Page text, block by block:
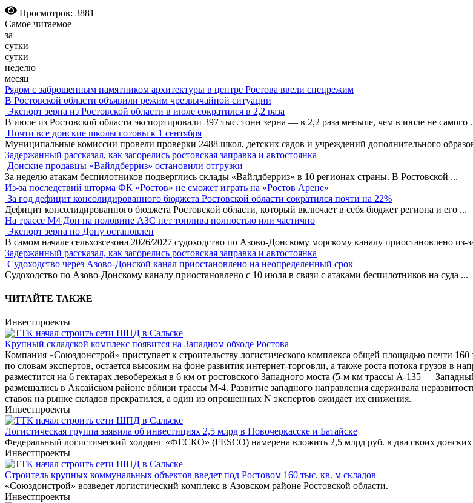
Просмотров: 3881
Самое читаемое
за
сутки
сутки
неделю
месяц
Рядом с заброшенным памятником архитектуры в центре Ростова ввели спецрежим
В Ростовской области объявили режим чрезвычайной ситуации
Экспорт зерна из Ростовской области в июле сократился в 2,2 раза
В июле из Ростовской области экспортировали 397 тыс. тонн зерна — в 2,2 раза меньше, чем в июле не самого
Почти все донские школы готовы к 1 сентября
Муниципальные комиссии провели проверки 2488 школ, детских садов и учреждений дополнительного
Задержанный рассказал, как загорелись ростовская заправка и автостоянка
Донские продавцы «Вайлдберриз» остановили отгрузки
За неделю атакам беспилотников подверглись склады «Вайлдберриз» в 10 регионах страны. В Ростовской ...
Из-за последствий шторма ФК «Ростов» не сможет играть на «Ростов Арене»
За год дефицит консолидированного бюджета Ростовской области сократился почти на 22%
Дефицит консолидированного бюджета Ростовской области, который включает в себя бюджет региона и его ...
На трассе М4 Дон на половине АЗС нет топлива полностью или частично
Экспорт зерна по Дону остановлен
В самом начале сельхозсезона 2026/2027 судоходство по Азово-Донскому морскому каналу приостановлено из-
Задержанный рассказал, как загорелись ростовская заправка и автостоянка
Судоходство через Азово-Донской канал приостановлено на неопределенный срок
Судоходство по Азово-Донскому каналу приостановлено с 10 июля в связи с атаками беспилотников на суда ...
ЧИТАЙТЕ ТАКЖЕ
Инвестпроекты
Крупный складской комплекс появится на Западном обходе Ростова
Компания «Союздонстрой» приступает к строительству логистического комплекса общей площадью почти
по словам экспертов, остается высоким на фоне развития интернет-торговли, а также роста потока грузов в
разместится на 6 гектарах левобережья в 6 км от ростовского Западного моста (5-м км трассы А-135 ―
размещались в Аксайском районе вблизи трассы М-4. Развитие западного направления сдерживала
ставок на рынке складов прекратился, а один из опрошенных N экспертов ожидает их снижения.
Инвестпроекты
Логистическая группа заявила об инвестициях 2,5 млрд в Новочеркасске и Батайске
Федеральный логистический холдинг «ФЕСКО» (FESCO) намерена вложить 2,5 млрд руб. в два своих донских
Инвестпроекты
Строитель крупных коммунальных объектов введет под Ростовом 160 тыс. кв. м складов
«Союздонстрой» возведет логистический комплекс в Азовском районе Ростовской области.
Инвестпроекты